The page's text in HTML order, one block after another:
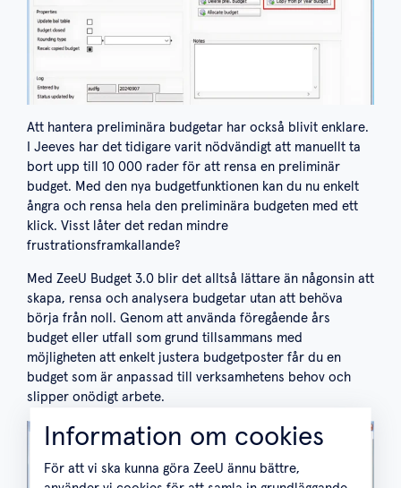
Att hantera preliminära budgetar har också blivit enklare.
I Jeeves har det tidigare varit nödvändigt att manuellt ta
bort upp till 10 000 rader för att rensa en preliminär
budget. Med den nya budgetfunktionen kan du nu enkelt
ångra och rensa hela den preliminära budgeten med ett
klick. Visst låter det redan mindre
frustrationsframkallande?
Med ZeeU Budget 3.0 blir det alltså lättare än någonsin att
skapa, rensa och analysera budgetar utan att behöva
börja från noll. Genom att använda föregående års
budget eller utfall som grund tillsammans med
möjligheten att enkelt justera budgetposter får du en
budget som är anpassad till verksamhetens behov och
slipper onödigt arbete.
Information om cookies
För att vi ska kunna göra ZeeU ännu bättre,